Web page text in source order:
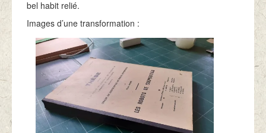
bel habit relié.
Images d’une transformation :